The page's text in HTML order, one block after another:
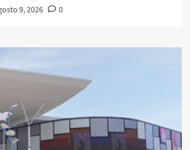
9, 2026 0